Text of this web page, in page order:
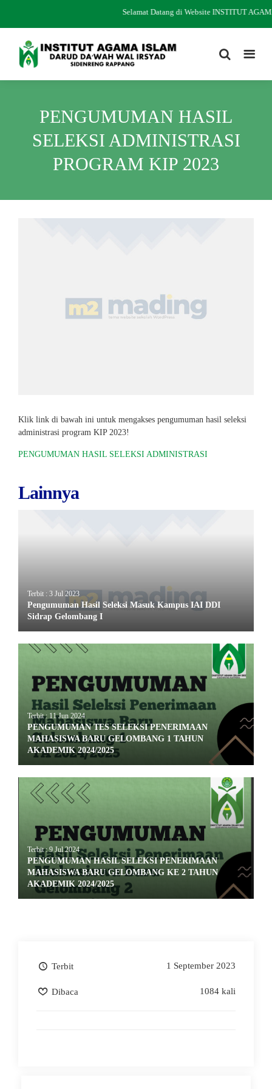
Selamat Datang di Website INSTITUT
PENGUMUMAN HASIL
SELEKSI ADMINISTRASI
PROGRAM KIP 2023
Klik link di bawah ini untuk mengakses pengumuman hasil seleksi
administrasi program KIP 2023!
PENGUMUMAN HASIL SELEKSI ADMINISTRASI
Lainnya
Terbit : 3 Jul 2023
Pengumuman Hasil Seleksi Masuk Kampus IAI DDI
Sidrap Gelombang I
Terbit : 11 Jun 2024
PENGUMUMAN TES SELEKSI PENERIMAAN
MAHASISWA BARU GELOMBANG 1 TAHUN
AKADEMIK 2024/2025
Terbit : 9 Jul 2024
PENGUMUMAN HASIL SELEKSI PENERIMAAN
MAHASISWA BARU GELOMBANG KE 2 TAHUN
AKADEMIK 2024/2025
Terbit 1 September 2023
Dibaca 1084 kali